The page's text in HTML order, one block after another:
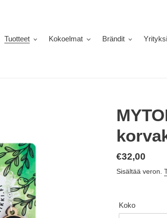
Tuotteet Kokoelmat Brändit
€32,00
Sisältää veron.
Koko